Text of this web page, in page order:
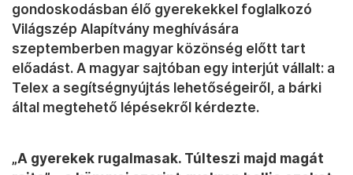
gondoskodásban élő gyerekekkel foglalkozó
Világszép Alapítvány meghívására
szeptemberben magyar közönség előtt tart
előadást. A magyar sajtóban egy interjút vállalt: a
Telex a segítségnyújtás lehetőségeiről, a bárki
által megtehető lépésekről kérdezte.
„A gyerekek rugalmasak. Túlteszi majd magát